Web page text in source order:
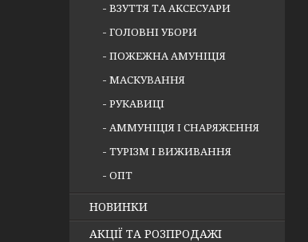
ВЗУТТЯ ТА АКСЕСУАРИ
ГОЛОВНІ УБОРИ
ПОЖЕЖНА АМУНІЦІЯ
МАСКУВАННЯ
РУКАВИЦІ
АММУНІЦІЯ І СНАРЯЖЕННЯ
ТУРІЗМ І ВИЖИВАННЯ
ОПТ
НОВИНКИ
АКЦІЇ ТА РОЗПРОДАЖІ